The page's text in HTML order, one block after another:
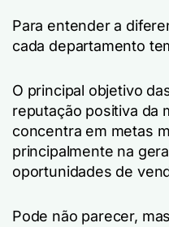
Para entender a
cada departamento
O principal objetivo
reputação positiva da
concentra em metas
principalmente na
oportunidades de
Pode não parecer,